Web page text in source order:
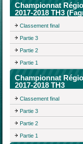
Championnat
2017-2018 TH3
Classement final
Partie 3
Partie 2
Partie 1
Championnat
2017-2018 TH3
Classement final
Partie 3
Partie 2
Partie 1